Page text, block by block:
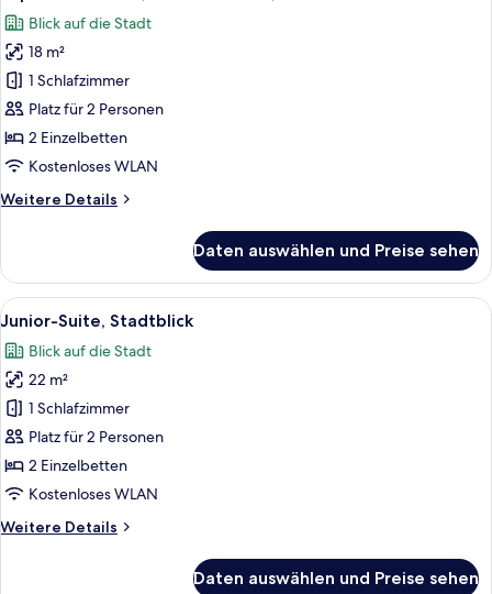
Bett
Fotos
für
Superior-
Zimmer,
2 Einzelbetten,
Stadtblick
anzeigen
Blick auf die Stadt
18 m²
1 Schlafzimmer
Platz für 2 Personen
2 Einzelbetten
Kostenloses WLAN
Weitere Details
Weitere
Zimmer,
2 Einzelbetten,
Stadtblick
Daten auswählen und Preise sehen
Alle
Fotos
für
Junior-
Suite,
Stadtblick
anzeigen
Ein modernes Hotelzimmer mit
19
Junior-Suite, Stadtblick
Blick auf die Stadt
22 m²
1 Schlafzimmer
Platz für 2 Personen
2 Einzelbetten
Kostenloses WLAN
Weitere Details
Weitere
Daten auswählen und Preise sehen